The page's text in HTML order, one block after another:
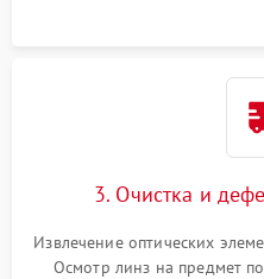
3. Очистка и
Извлечение оптических
Осмотр линз на предмет